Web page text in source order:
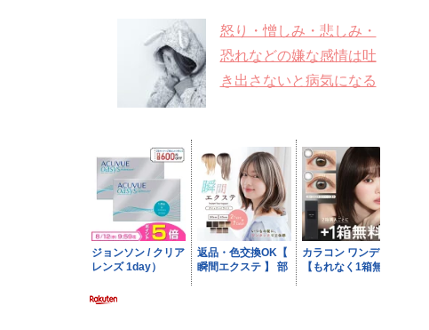
怒り・憎しみ・悲しみ・
恐れなどの嫌な感情は吐
き出さないと病気になる